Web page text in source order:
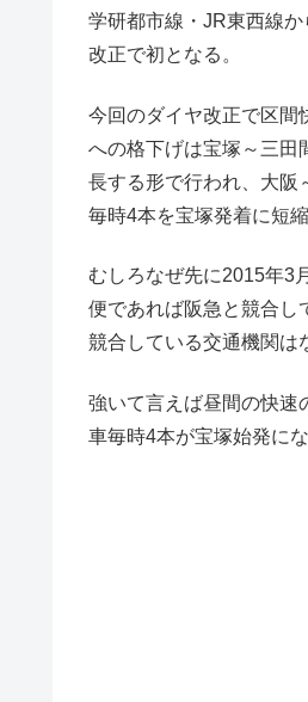
学研都市線・JR東西線
改正で初となる。
今回のダイヤ改正で区間
への格下げは宝塚～三田
長する形で行われ、大阪
毎時4本を宝塚発着に短
むしろなぜ先に2015年3
便であれば阪急と競合し
競合している交通機関は
強いて言えば昼間の快速
車毎時4本が宝塚始発に